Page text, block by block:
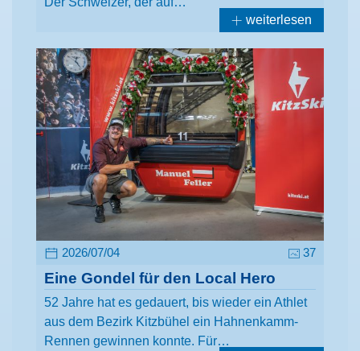
weiterlesen
2026/07/04 37
Eine Gondel für den Local Hero
52 Jahre hat es gedauert, bis wieder ein Athlet
aus dem Bezirk Kitzbühel ein Hahnenkamm-
Rennen gewinnen konnte. Für…